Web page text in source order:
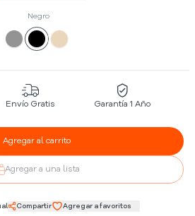
Negro
Envío Gratis Garantía 1 Año
Agregar al carrito
Agregar a una lista
Compartir Agregar a favoritos